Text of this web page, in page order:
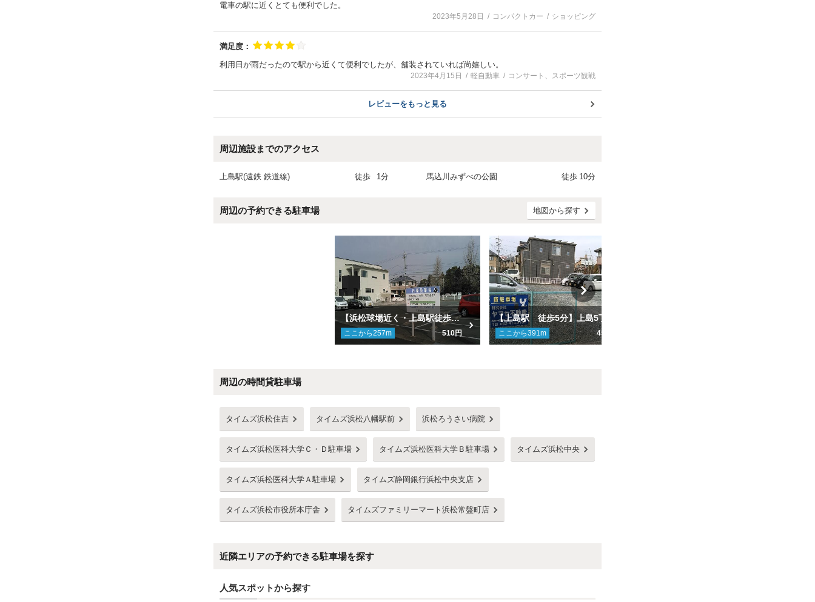
電車の駅に近くとても便利でした。
2023年5月28日 コンパクトカー ショッピング
満足度：
利用日が雨だったので駅から近くて便利でしたが、舗装されていれば尚嬉しい。
2023年4月15日 軽自動車 コンサート、スポーツ観戦
レビューをもっと見る
周辺施設までのアクセス
上島駅(遠鉄 鉄道線) 徒歩 1分 馬込川みずべの公園 徒歩 10分
周辺の予約できる駐車場 地図から探す
【浜松球場近く・上島駅徒歩3分】高貴神社前駐車場
ここから257m 510円 ここから391m 450円
周辺の時間貸駐車場
タイムズ浜松住吉 タイムズ浜松八幡駅前 浜松ろうさい病院
タイムズ浜松医科大学Ｃ・Ｄ駐車場 タイムズ浜松医科大学Ｂ駐車場 タイムズ浜松中央
タイムズ浜松医科大学Ａ駐車場 タイムズ静岡銀行浜松中央支店
タイムズ浜松市役所本庁舎 タイムズファミリーマート浜松常盤町店
近隣エリアの予約できる駐車場を探す
人気スポットから探す